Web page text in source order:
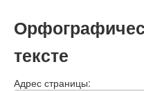
тексте
Адрес страницы: